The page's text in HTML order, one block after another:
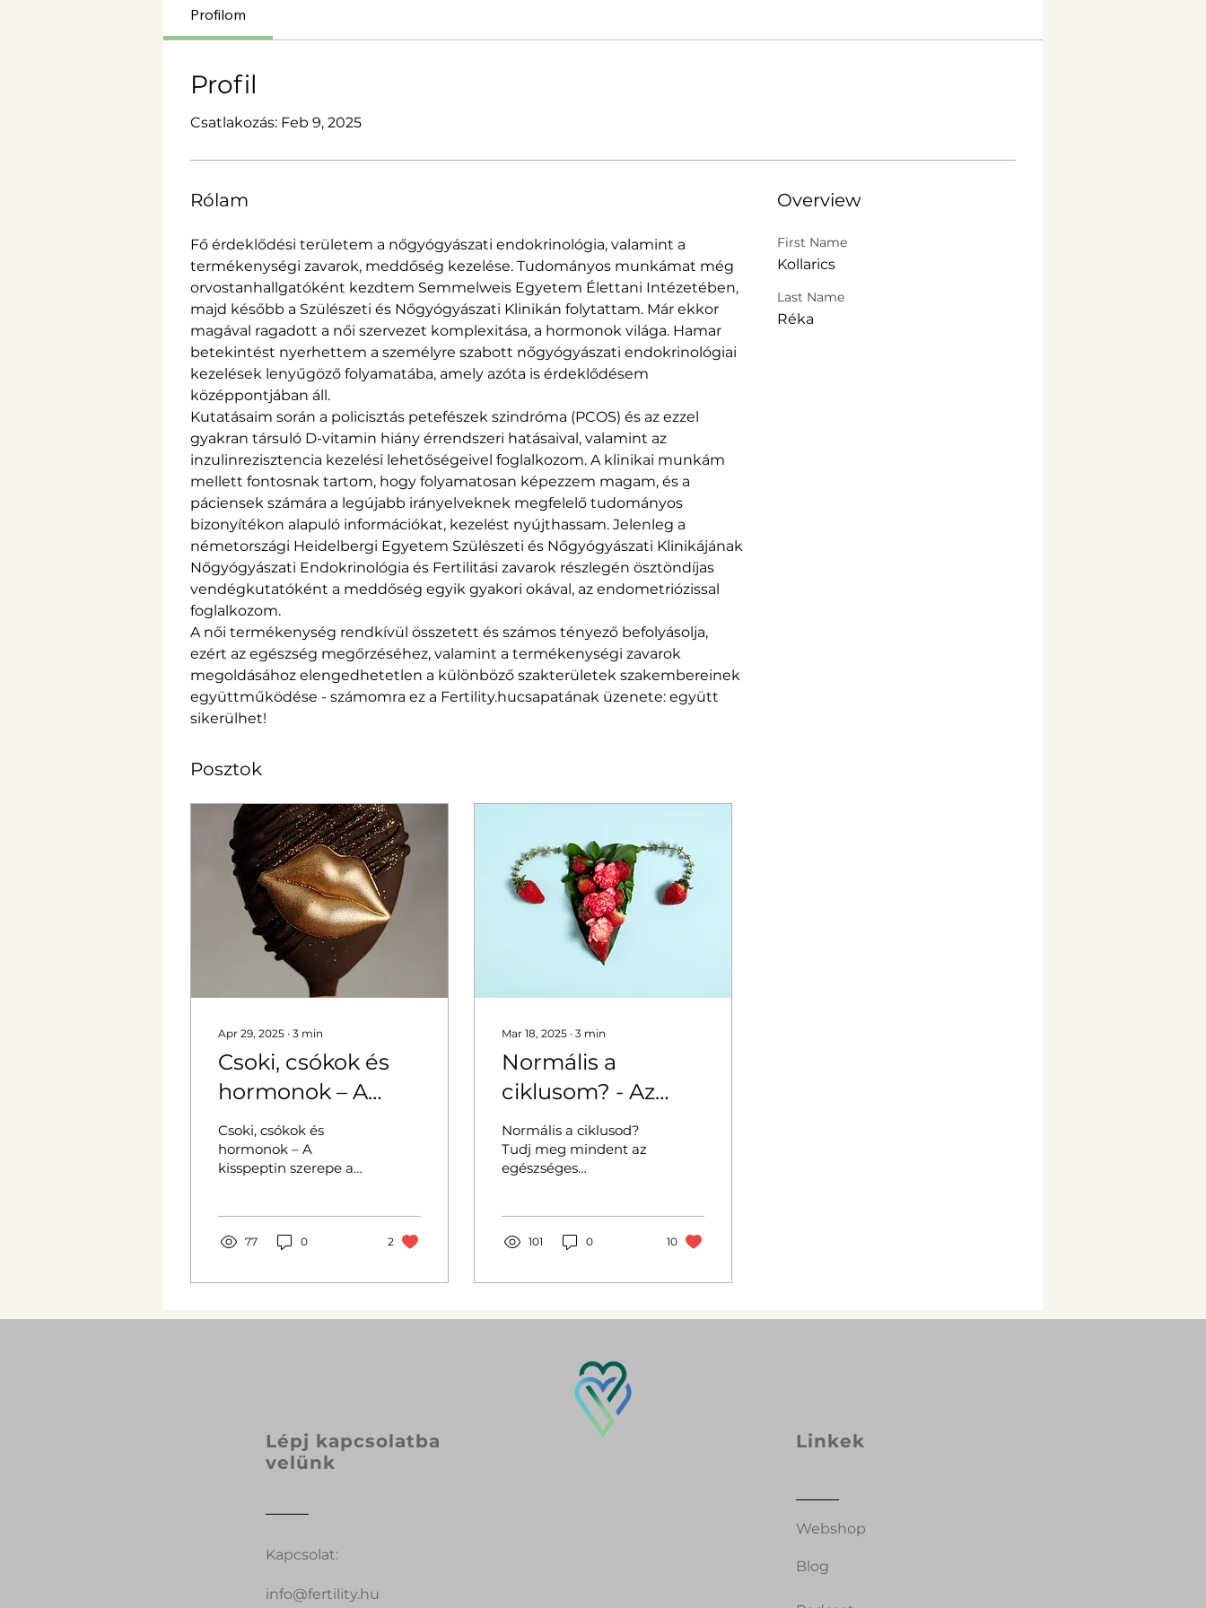
Profilom
Profil
Csatlakozás: Feb 9, 2025
Rólam
Fő érdeklődési területem a nőgyógyászati endokrinológia, valamint a
termékenységi zavarok, meddőség kezelése. Tudományos munkámat még
orvostanhallgatóként kezdtem Semmelweis Egyetem Élettani Intézetében,
majd később a Szülészeti és Nőgyógyászati Klinikán folytattam. Már ekkor
magával ragadott a női szervezet komplexitása, a hormonok világa. Hamar
betekintést nyerhettem a személyre szabott nőgyógyászati endokrinológiai
kezelések lenyűgöző folyamatába, amely azóta is érdeklődésem
középpontjában áll.
Kutatásaim során a policisztás petefészek szindróma (PCOS) és az ezzel
gyakran társuló D-vitamin hiány érrendszeri hatásaival, valamint az
inzulinrezisztencia kezelési lehetőségeivel foglalkozom. A klinikai munkám
mellett fontosnak tartom, hogy folyamatosan képezzem magam, és a
páciensek számára a legújabb irányelveknek megfelelő tudományos
bizonyítékon alapuló információkat, kezelést nyújthassam. Jelenleg a
németországi Heidelbergi Egyetem Szülészeti és Nőgyógyászati Klinikájának
Nőgyógyászati Endokrinológia és Fertilitási zavarok részlegén ösztöndíjas
vendégkutatóként a meddőség egyik gyakori okával, az endometriózissal
foglalkozom.
A női termékenység rendkívül összetett és számos tényező befolyásolja,
ezért az egészség megőrzéséhez, valamint a termékenységi zavarok
megoldásához elengedhetetlen a különböző szakterületek szakembereinek
együttműködése - számomra ez a Fertility.hucsapatának üzenete: együtt
sikerülhet!
Overview
First Name
Kollarics
Last Name
Réka
Posztok
Apr 29, 2025 ∙ 3 min
Csoki, csókok és
hormonok – A
kisspeptin szerepe
a női ciklusban
Csoki, csókok és
hormonok – A
kisspeptin szerepe a
77 0 2
Mar 18, 2025 ∙ 3 min
Normális a
ciklusom? - Az
egészséges ciklus
nyomában
Normális a ciklusod?
Tudj meg mindent az
egészséges
és mikor érdemes orvo
101 0 10
Lépj kapcsolatba
velünk
Linkek
Webshop
Kapcsolat:
Blog
info@fertility.hu